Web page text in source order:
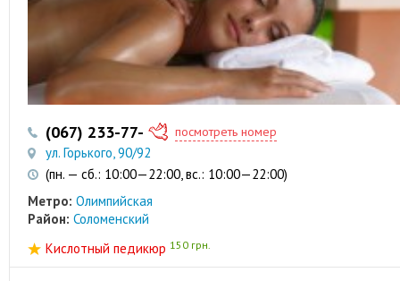
(067) 233-77-10 посмотреть номер
ул. Горького, 90/92
(пн. — сб.: 10:00—22:00, вс.: 10:00—22:00)
Метро: Олимпийская
Район: Соломенский
Кислотный педикюр 150 грн.